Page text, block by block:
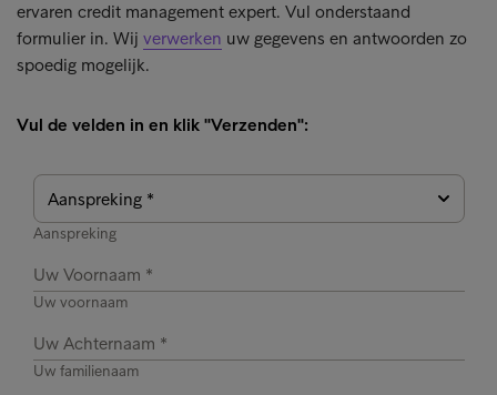
ervaren credit management expert. Vul onderstaand
formulier in. Wij verwerken uw gegevens en antwoorden zo
spoedig mogelijk.
Vul de velden in en klik "Verzenden":